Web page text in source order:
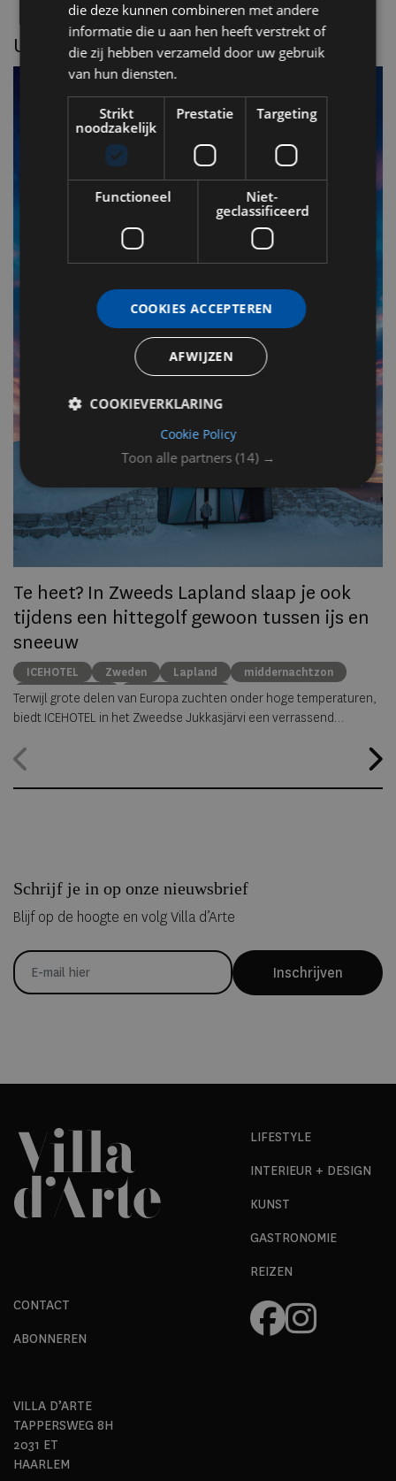
UITGELICHT
Te heet? In Zweeds Lapland slaap je ook
tijdens een hittegolf gewoon tussen ijs en
sneeuw
ICEHOTEL Zweden Lapland
middernachtzon
summer travel
Arctische reizen
Terwijl grote delen van Europa zuchten onder hoge temperaturen,
biedt ICEHOTEL in het Zweedse Jukkasjärvi een verrassend
hele jaar geopend, waardoor gasten zelfs midden in de zomer
kunnen overnachten in met de hand uit ijs vervaardigde Art Suites.
Schrijf je in op onze nieuwsbrief
Blijf op de hoogte en volg Villa d’Arte
Inschrijven
LIFESTYLE
INTERIEUR + DESIGN
KUNST
GASTRONOMIE
REIZEN
CONTACT
ABONNEREN
VILLA D’ARTE
TAPPERSWEG 8H
2031 ET
HAARLEM
die deze kunnen combineren met andere
informatie die u aan hen heeft verstrekt of
die zij hebben verzameld door uw gebruik
van hun diensten.
Toon alle partners (14) →
Strikt
noodzakelijk
Prestatie Targeting
Functioneel
Niet-
geclassificeerd
COOKIES ACCEPTEREN
AFWIJZEN
COOKIEVERKLARING
Cookie Policy